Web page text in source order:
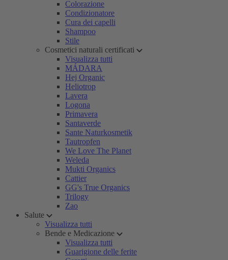
Colorazione
Condizionatore
Cura dei capelli
Shampoo
Stile
Cosmetici naturali certificati
Visualizza tutti
MÁDARA
Hej Organic
Heliotrop
Lavera
Logona
Primavera
Santaverde
Sante Naturkosmetik
Tautropfen
We Love The Planet
Weleda
Mukti Organics
Cattier
GG's True Organics
Trilogy
Zao
Salute
Visualizza tutti
Bende e Medicazione
Visualizza tutti
Guarigione delle ferite